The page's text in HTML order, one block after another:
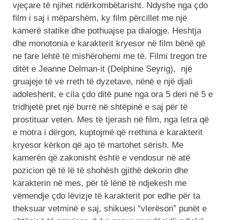
vjeçare të njihet ndërkombëtarisht. Ndyshe nga çdo
film i saj i mëparshëm, ky film përcillet me një
kamerë statike dhe pothuajse pa dialogje. Heshtja
dhe monotonia e karakterit kryesor në film bënë që
ne fare lehtë të mishërohemi me të. Filmi tregon tre
ditët e Jeanne Delman-it (Delphine Seyrig), një
gruajeje të ve rreth të dyzetave, nënë e një djali
adoleshent, e cila çdo ditë pune nga ora 5 deri në 5 e
tridhjetë pret një burrë në shtëpinë e saj për të
prostituar veten. Mes të tjerash në film, nga letra që
e motra i dërgon, kuptojmë që rrethina e karakterit
kryesor kërkon që ajo të martohet sërish. Me
kamerën që zakonisht është e vendosur në atë
pozicion që të lë të shohësh gjithë dekorin dhe
karakterin në mes, për të lënë të ndjekesh me
vëmendje çdo lëvizje të karakterit por edhe për ta
theksuar vetminë e saj, shikuesi “vlerëson” punët e